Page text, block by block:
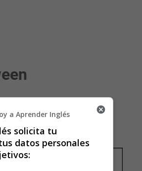
a Aprender Inglés
solicita tu
datos personales